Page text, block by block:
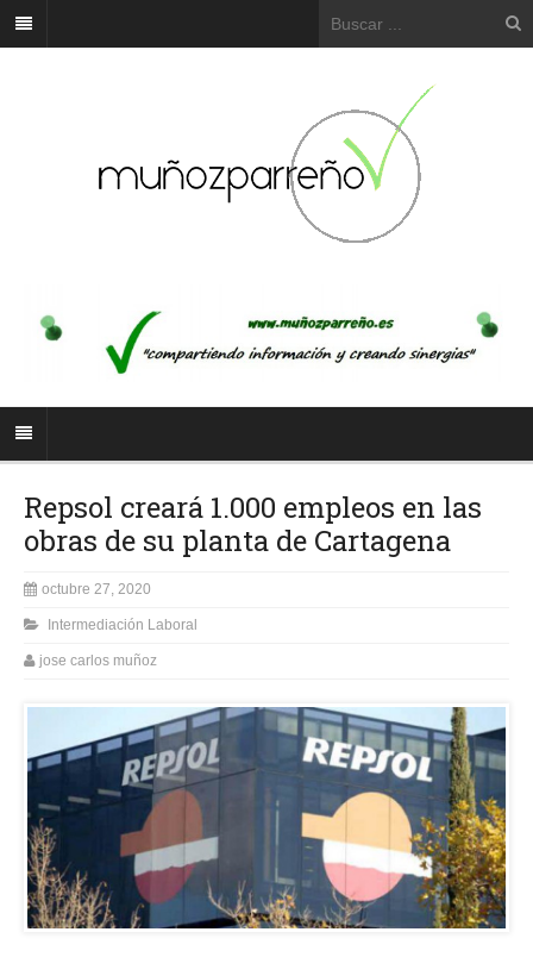
Repsol creará 1.000 empleos en las
obras de su planta de Cartagena
octubre 27, 2020
Intermediación Laboral
jose carlos muñoz